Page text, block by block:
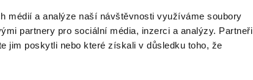
médií a analýze naší návštěvnosti využíváme soubory
partnery pro sociální média, inzerci a analýzy. Partneři
jim poskytli nebo které získali v důsledku toho, že